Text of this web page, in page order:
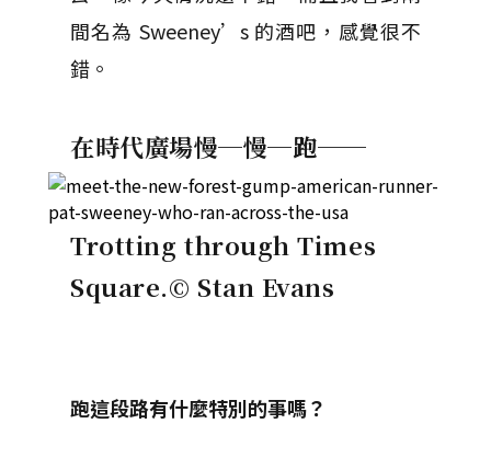
間名為 Sweeney’s 的酒吧，感覺很不
錯。
在時代廣場慢─慢─跑──
Trotting through Times
Square.© Stan Evans
跑這段路有什麼特別的事嗎？